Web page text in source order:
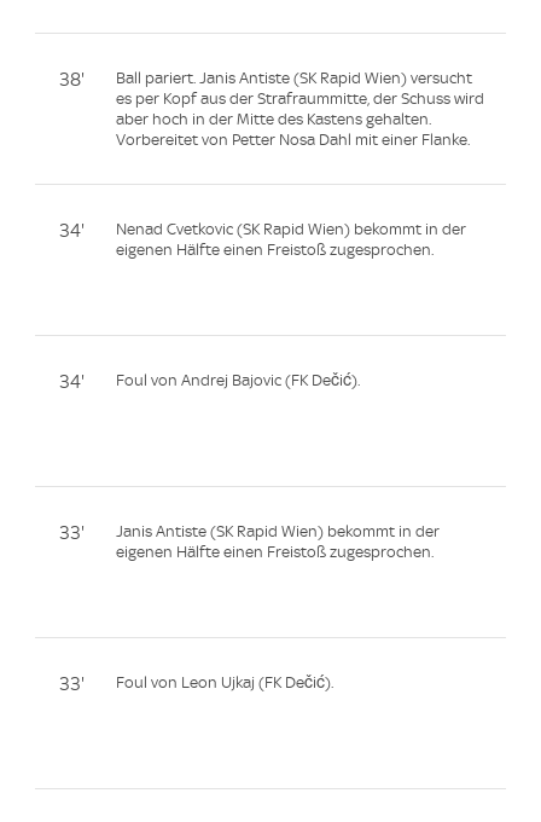
38'
Ball pariert. Janis Antiste (SK Rapid Wien) versucht
es per Kopf aus der Strafraummitte, der Schuss wird
aber hoch in der Mitte des Kastens gehalten.
Vorbereitet von Petter Nosa Dahl mit einer Flanke.
34'
Nenad Cvetkovic (SK Rapid Wien) bekommt in der
eigenen Hälfte einen Freistoß zugesprochen.
34' Foul von Andrej Bajovic (FK Dečić).
33'
Janis Antiste (SK Rapid Wien) bekommt in der
eigenen Hälfte einen Freistoß zugesprochen.
33' Foul von Leon Ujkaj (FK Dečić).